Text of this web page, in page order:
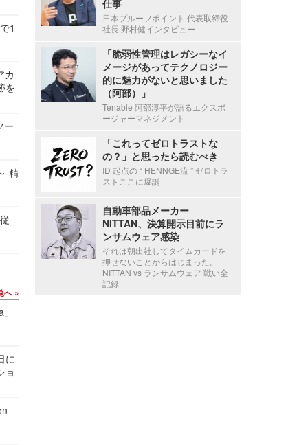
1
カ
を
ー
精
へ
に
ョ
仕事
日本プルーフポイント 代表取締役
社長 野村健インタビュー
「脆弱性管理はレガシーなイ
メージがあってテクノロジー
的に魅力がないと思いました
（阿部）」
Tenable 阿部淳平が語るエクスポ
ージャーマネジメント
「これってゼロトラストな
の？」と思ったら読むべき
ID 起点の “ HENNGE流 ” ゼロトラ
ストここに爆誕
自動車部品メーカー
NITTAN、決算開示目前にラ
ンサムウェア感染
それは朝出社してタイムカードを
押せないことからはじまった。
NITTAN vs ランサムウェア 戦い全
記録